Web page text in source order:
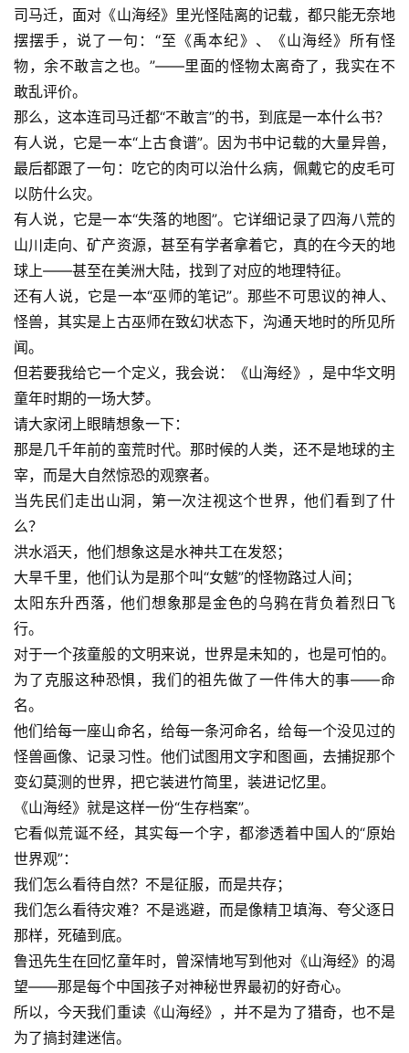
司马迁，面对《山海经》里光怪陆离的记载，都只能无奈地
摆摆手，说了一句：“至《禹本纪》、《山海经》所有怪
物，余不敢言之也。”——里面的怪物太离奇了，我实在不
敢乱评价。
那么，这本连司马迁都“不敢言”的书，到底是一本什么书？
有人说，它是一本“上古食谱”。因为书中记载的大量异兽，
最后都跟了一句：吃它的肉可以治什么病，佩戴它的皮毛可
以防什么灾。
有人说，它是一本“失落的地图”。它详细记录了四海八荒的
山川走向、矿产资源，甚至有学者拿着它，真的在今天的地
球上——甚至在美洲大陆，找到了对应的地理特征。
还有人说，它是一本“巫师的笔记”。那些不可思议的神人、
怪兽，其实是上古巫师在致幻状态下，沟通天地时的所见所
闻。
但若要我给它一个定义，我会说：《山海经》，是中华文明
童年时期的一场大梦。
请大家闭上眼睛想象一下：
那是几千年前的蛮荒时代。那时候的人类，还不是地球的主
宰，而是大自然惊恐的观察者。
当先民们走出山洞，第一次注视这个世界，他们看到了什
么？
洪水滔天，他们想象这是水神共工在发怒；
大旱千里，他们认为是那个叫“女魃”的怪物路过人间；
太阳东升西落，他们想象那是金色的乌鸦在背负着烈日飞
行。
对于一个孩童般的文明来说，世界是未知的，也是可怕的。
为了克服这种恐惧，我们的祖先做了一件伟大的事——命
名。
他们给每一座山命名，给每一条河命名，给每一个没见过的
怪兽画像、记录习性。他们试图用文字和图画，去捕捉那个
变幻莫测的世界，把它装进竹简里，装进记忆里。
《山海经》就是这样一份“生存档案”。
它看似荒诞不经，其实每一个字，都渗透着中国人的“原始
世界观”：
我们怎么看待自然？不是征服，而是共存；
我们怎么看待灾难？不是逃避，而是像精卫填海、夸父逐日
那样，死磕到底。
鲁迅先生在回忆童年时，曾深情地写到他对《山海经》的渴
望——那是每个中国孩子对神秘世界最初的好奇心。
所以，今天我们重读《山海经》，并不是为了猎奇，也不是
为了搞封建迷信。